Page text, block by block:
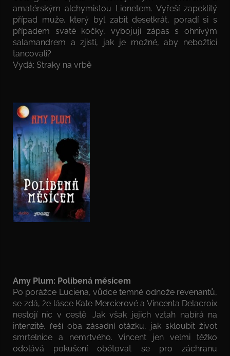
amatérským alchymistou Lionetem. Vyřeší zapeklitý
případ muže, který byl zabit desetkrát, poradí si s
případem svaté kočky, vybojují zápas s ohnivým
salamandrem a zjistí, jak je možné, aby nebožtíci
tancovali?
Vydá: Straky na vrbě
Amy Plum: Políbená měsícem
Po porážce Luciena, vůdce temné odnože revenantů,
se zdá, že lásce Kate Mercierové a Vincenta Delacroix
nestojí nic v cestě. Jak však jejich vztah nabírá na
intenzitě, řeší oba zásadní otázku, jak skloubit život
smrtelnice a nemrtvého. Vincent jen velmi těžko
odolává pokušení obětovat se pro záchranu